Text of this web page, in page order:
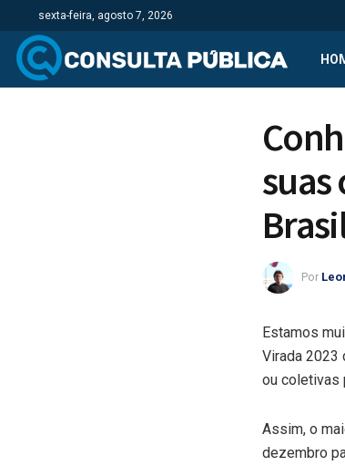
sexta-feira, agosto 7, 2026
suas
Por
Estamos
Virada 2023
ou coletivas
Assim, o
dezembro